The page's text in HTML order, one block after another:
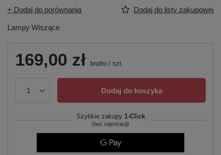
+ Dodaj do porównania Dodaj do listy zakupowej
Lampy Wiszące
169,00 zł brutto / szt.
Dodaj do koszyka
Szybkie zakupy 1-Click
(bez rejestracji)